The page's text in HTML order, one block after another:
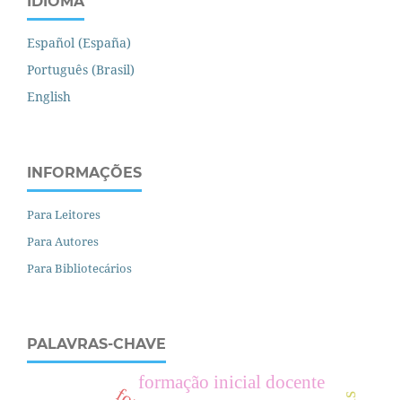
Español (España)
Português (Brasil)
English
INFORMAÇÕES
Para Leitores
Para Autores
Para Bibliotecários
PALAVRAS-CHAVE
formação inicial docente